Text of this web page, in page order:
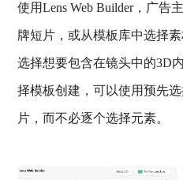
使用Lens Web Builder，广告
牌短片，或从模板库中选择
选择想要包含在镜头中的3D
择模板创建，可以使用预先
片，而不必逐个选择元素。